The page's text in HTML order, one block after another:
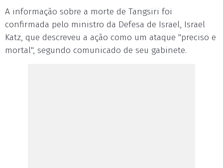
A informação sobre a morte de Tangsiri foi
confirmada pelo ministro da Defesa de Israel, Israel
Katz, que descreveu a ação como um ataque "preciso e
mortal", segundo comunicado de seu gabinete.